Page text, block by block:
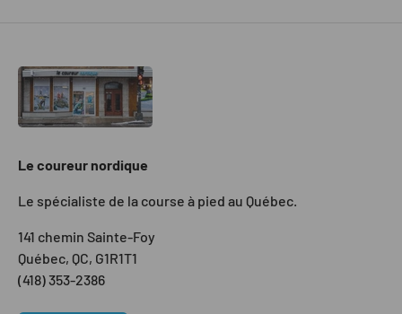
Le coureur nordique
Le spécialiste de la course à pied au Québec.
141 chemin Sainte-Foy
Québec, QC, G1R1T1
(418) 353-2386